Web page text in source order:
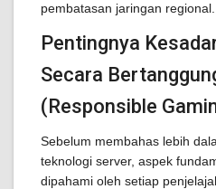
pembatasan jaringan regional.
Pentingnya
Secara
(Responsible
Sebelum membahas lebih
teknologi server, aspek
dipahami oleh setiap